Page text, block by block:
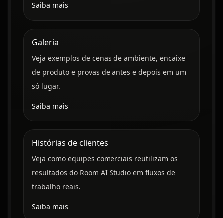
Saiba mais
Galeria
Veja exemplos de cenas de ambiente, encaixe
de produto e provas de antes e depois em um
só lugar.
Saiba mais
Histórias de clientes
Veja como equipes comerciais reutilizam os
resultados do Room AI Studio em fluxos de
trabalho reais.
Saiba mais